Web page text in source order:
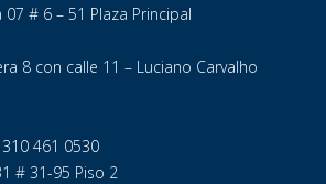
07 # 6 – 51 Plaza Principal
8 con calle 11 – Luciano Carvalho
461 0530
# 31-95 Piso 2